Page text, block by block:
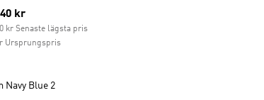
pris
kr
kr Senaste lägsta pris
Ursprungspris
Navy Blue 2